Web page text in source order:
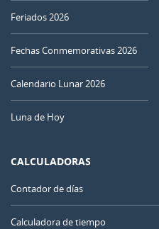
Feriados 2026
Fechas Conmemorativas 2026
Calendario Lunar 2026
Luna de Hoy
CALCULADORAS
Contador de días
Calculadora de tiempo